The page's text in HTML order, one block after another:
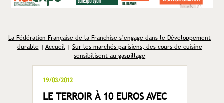
La Fédération Française de la Franchise s’engage dans le Développement
durable| Accueil | Sur les marchés parisiens, des cours de cuisine
sensibilisent au gaspillage
19/03/2012
LE TERROIR À 10 EUROS AVEC